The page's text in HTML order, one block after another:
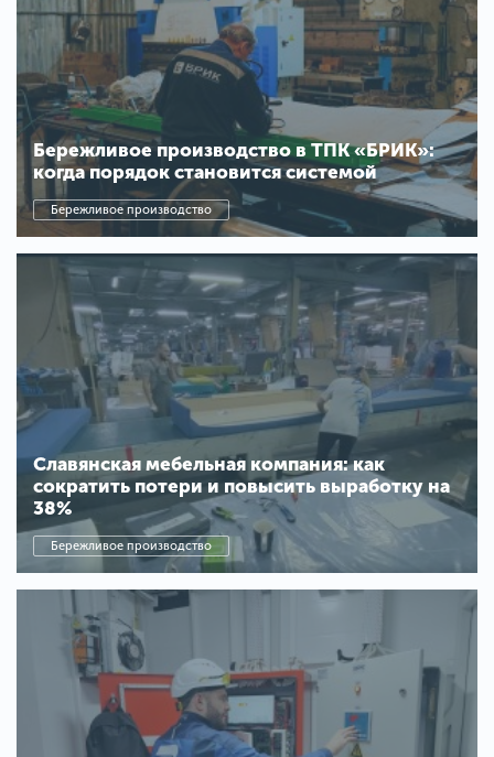
Бережливое производство в ТПК «БРИК»:
когда порядок становится системой
Бережливое производство
Славянская мебельная компания: как
сократить потери и повысить выработку на
38%
Бережливое производство